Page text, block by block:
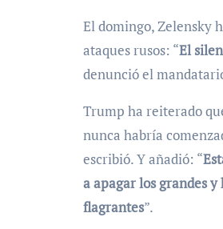
El domingo, Zelensky
ataques rusos: “El
denunció el
Trump ha reiterado
nunca habría
escribió. Y añadió: “
a apagar los grandes
flagrantes”.